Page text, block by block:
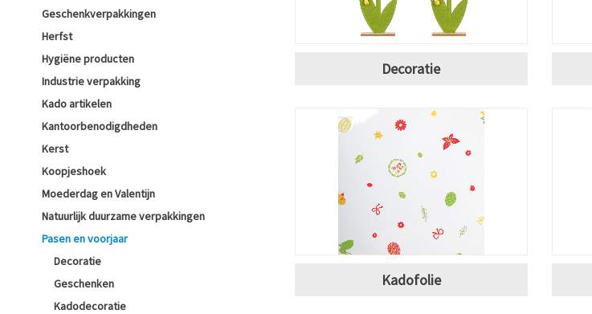
Geschenkverpakkingen
Herfst
Hygiëne producten
Industrie verpakking
Kado artikelen
Kantoorbenodigdheden
Kerst
Koopjeshoek
Moederdag en Valentijn
Natuurlijk duurzame verpakkingen
Pasen en voorjaar
Decoratie
Geschenken
Kadodecoratie
Decoratie
Kadofolie